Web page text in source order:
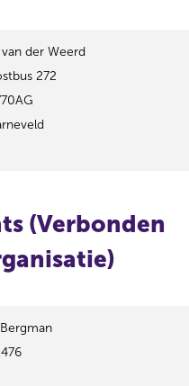
van der Weerd
272
(Verbonden